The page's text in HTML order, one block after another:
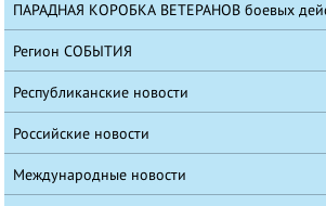
ПАРАДНАЯ КОРОБКА ВЕТЕРАНОВ боевых
Регион СОБЫТИЯ
Республиканские новости
Российские новости
Международные новости